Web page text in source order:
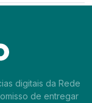
digitais da Rede
de entregar